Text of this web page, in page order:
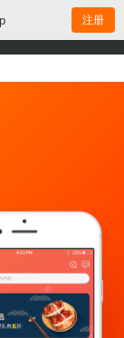
注册